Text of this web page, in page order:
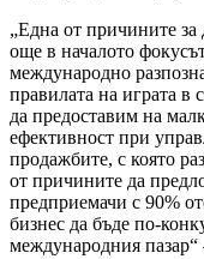
„Една от причините
още в началото
международно
правилата на играта в
да предоставим на
ефективност при
продажбите, с която
от причините да
предприемачи с 90%
бизнес да бъде по-
международния